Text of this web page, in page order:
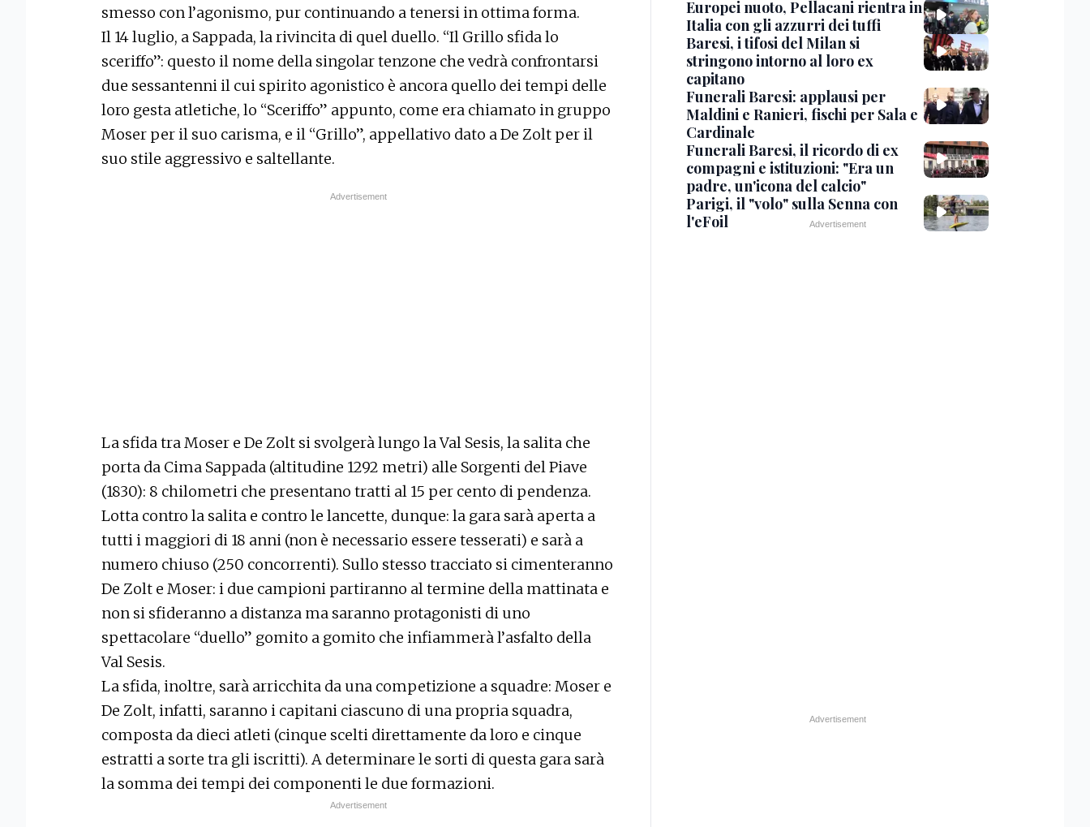
smesso con l’agonismo, pur continuando a tenersi in ottima forma.
Il 14 luglio, a Sappada, la rivincita di quel duello. “Il Grillo sfida lo
sceriffo”: questo il nome della singolar tenzone che vedrà confrontarsi
due sessantenni il cui spirito agonistico è ancora quello dei tempi delle
loro gesta atletiche, lo “Sceriffo” appunto, come era chiamato in gruppo
Moser per il suo carisma, e il “Grillo”, appellativo dato a De Zolt per il
suo stile aggressivo e saltellante.
La sfida tra Moser e De Zolt si svolgerà lungo la Val Sesis, la salita che
porta da Cima Sappada (altitudine 1292 metri) alle Sorgenti del Piave
(1830): 8 chilometri che presentano tratti al 15 per cento di pendenza.
Lotta contro la salita e contro le lancette, dunque: la gara sarà aperta a
tutti i maggiori di 18 anni (non è necessario essere tesserati) e sarà a
numero chiuso (250 concorrenti). Sullo stesso tracciato si cimenteranno
De Zolt e Moser: i due campioni partiranno al termine della mattinata e
non si sfideranno a distanza ma saranno protagonisti di uno
spettacolare “duello” gomito a gomito che infiammerà l’asfalto della
Val Sesis.
La sfida, inoltre, sarà arricchita da una competizione a squadre: Moser e
De Zolt, infatti, saranno i capitani ciascuno di una propria squadra,
composta da dieci atleti (cinque scelti direttamente da loro e cinque
estratti a sorte tra gli iscritti). A determinare le sorti di questa gara sarà
la somma dei tempi dei componenti le due formazioni.
Europei nuoto, Pellacani rientra in
Italia con gli azzurri dei tuffi
Baresi, i tifosi del Milan si
stringono intorno al loro ex
capitano
Funerali Baresi: applausi per
Maldini e Ranieri, fischi per Sala e
Cardinale
Funerali Baresi, il ricordo di ex
compagni e istituzioni: "Era un
padre, un'icona del calcio"
Parigi, il "volo" sulla Senna con
l'eFoil